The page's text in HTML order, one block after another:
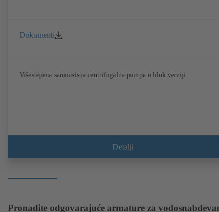
Dokumenti
Višestepena samousisna centrifugalna pumpa u blok verziji.
Detalji
Pronađite odgovarajuće armature za